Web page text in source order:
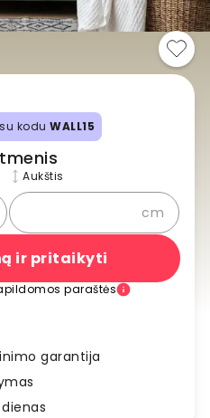
su kodu WALL15
Aukštis
cm
ir pritaikyti
paraštės
garantija